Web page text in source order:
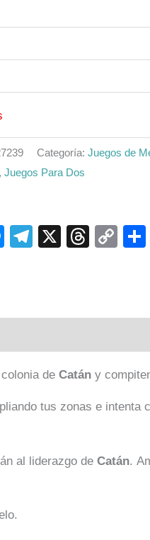
Categoría: Juegos de
, Juegos Para Dos
Messenger
Telegram
X
de Catán y
tus zonas e intenta
al liderazgo de Catán.